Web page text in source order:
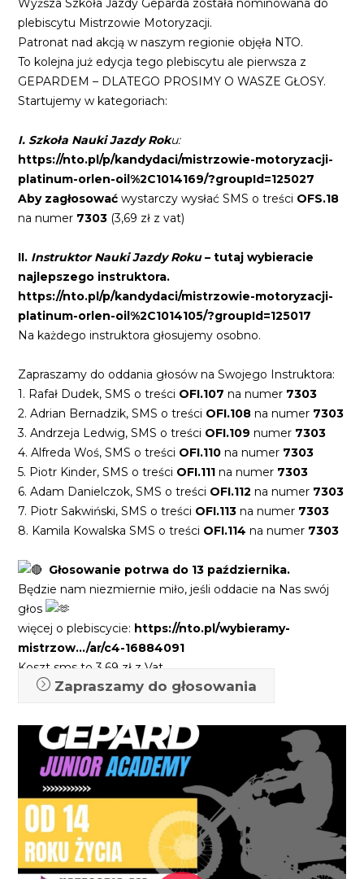
Wyższa Szkoła Jazdy Geparda została nominowana do
plebiscytu Mistrzowie Motoryzacji.
Patronat nad akcją w naszym regionie objęła NTO.
To kolejna już edycja tego plebiscytu ale pierwsza z
GEPARDEM – DLATEGO PROSIMY O WASZE GŁOSY.
Startujemy w kategoriach:
I. Szkoła Nauki Jazdy Roku:
https://nto.pl/p/kandydaci/mistrzowie-motoryzacji-
platinum-orlen-oil%2C1014169/?groupId=125027
Aby zagłosować wystarczy wysłać SMS o treści OFS.18
na numer 7303 (3,69 zł z vat)
II. Instruktor Nauki Jazdy Roku– tutaj wybieracie
najlepszego instruktora.
https://nto.pl/p/kandydaci/mistrzowie-motoryzacji-
platinum-orlen-oil%2C1014105/?groupId=125017
Na każdego instruktora głosujemy osobno.
Zapraszamy do oddania głosów na Swojego Instruktora:
1. Rafał Dudek, SMS o treści OFI.107na numer 7303
2. Adrian Bernadzik, SMS o treści OFI.108na numer 7303
3. Andrzeja Ledwig, SMS o treści OFI.109numer 7303
4. Alfreda Woś, SMS o treści OFI.110na numer 7303
5. Piotr Kinder, SMS o treści OFI.111na numer 7303
6. Adam Danielczok, SMS o treści OFI.112na numer 7303
7. Piotr Sakwiński, SMS o treści OFI.113na numer 7303
8. Kamila Kowalska SMS o treści OFI.114na numer 7303
Głosowanie potrwa do 13 października.
Będzie nam niezmiernie miło, jeśli oddacie na Nas swój
głos
więcej o plebiscycie: https://nto.pl/wybieramy-
mistrzow…/ar/c4-16884091
Koszt sms to 3,69 zł z Vat
Zapraszamy do głosowania